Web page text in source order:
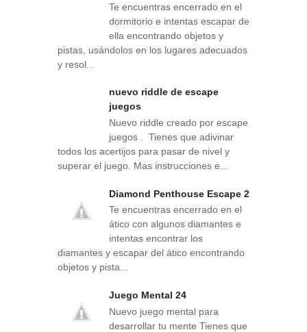
Te encuentras encerrado en el
dormitorio e intentas escapar de
ella encontrando objetos y
pistas, usándolos en los lugares adecuados
y resol...
nuevo riddle de escape
juegos
Nuevo riddle creado por escape
juegos . Tienes que adivinar
todos los acertijos para pasar de nivel y
superar el juego. Mas instrucciones e...
Diamond Penthouse Escape 2
Te encuentras encerrado en el
ático con algunos diamantes e
intentas encontrar los
diamantes y escapar del ático encontrando
objetos y pista...
Juego Mental 24
Nuevo juego mental para
desarrollar tu mente Tienes que